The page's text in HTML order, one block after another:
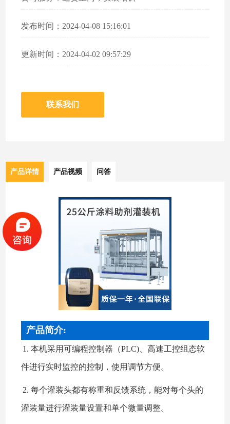
发布时间：2024-04-08 15:16:01
更新时间：2024-04-02 09:57:29
联系我们
产品详情 产品视频 问答
产品简介:
1. 本机采用可编程控制器（PLC)、高速工控组态软
件进行实时监控的控制，使用调节方便。
2. 每个灌装头都有称重和反馈系统，能对每个头的
灌装量进行灌装量设置和单个微量调整。